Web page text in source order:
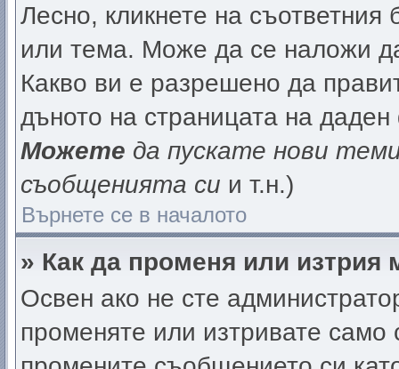
Лесно, кликнете на
или тема. Може да се наложи
Какво ви е разрешено да
дъното на страницата на
Можете да пускате нови
съобщенията си и т.н.)
Върнете се в началото
» Как да променя или изтрия
Освен ако не сте
променяте или изтривате